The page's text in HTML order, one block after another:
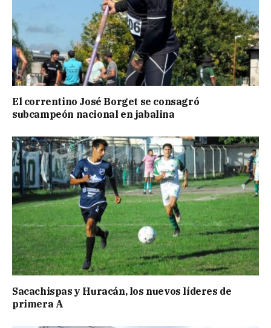
El correntino José Borget se consagró
subcampeón nacional en jabalina
Sacachispas y Huracán, los nuevos líderes de
primera A